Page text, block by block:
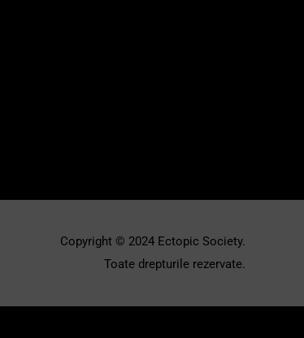
Copyright © 2024 Ectopic Society.
Toate drepturile rezervate.